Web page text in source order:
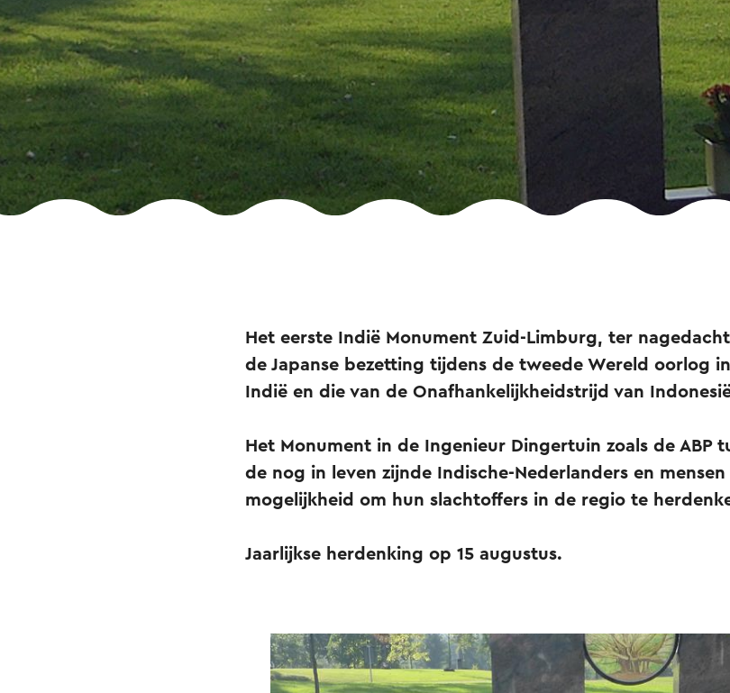
Het eerste Indië Monument Zuid-Limburg, ter
de Japanse bezetting tijdens de tweede Wereld oorlog
Indië en die van de Onafhankelijkheidstrijd van
Het Monument in de Ingenieur Dingertuin zoals de ABP
de nog in leven zijnde Indische-Nederlanders en
mogelijkheid om hun slachtoffers in de regio te
Jaarlijkse herdenking op 15 augustus.